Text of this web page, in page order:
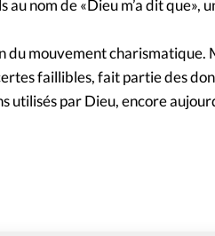
nom de «Dieu m’a dit que»,
du mouvement
faillibles, fait partie des
utilisés par Dieu, encore